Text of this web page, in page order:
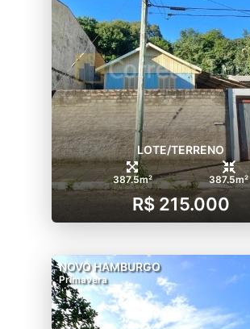
LOTE/TERRENO
387.5m² 387.5m²
R$ 215.000
NOVO HAMBURGO
Primavera